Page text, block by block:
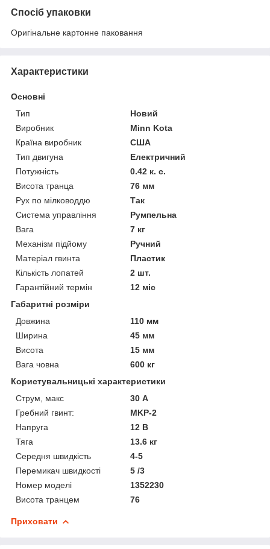
Спосіб упаковки
Оригінальне картонне паковання
Характеристики
Основні
Тип
Новий
Виробник
Minn Kota
Країна виробник
США
Тип двигуна
Електричний
Потужність
0.42 к. с.
Висота транца
76 мм
Рух по мілководдю
Так
Система управління
Румпельна
Вага
7 кг
Механізм підйому
Ручний
Матеріал гвинта
Пластик
Кількість лопатей
2 шт.
Гарантійний термін
12 міс
Габаритні розміри
Довжина
110 мм
Ширина
45 мм
Висота
15 мм
Вага човна
600 кг
Користувальницькі характеристики
Струм, макс
30 А
Гребний гвинт:
MKP-2
Напруга
12 В
Тяга
13.6 кг
Середня швидкість
4-5
Перемикач швидкості
5 /3
Номер моделі
1352230
Висота транцем
76
Приховати